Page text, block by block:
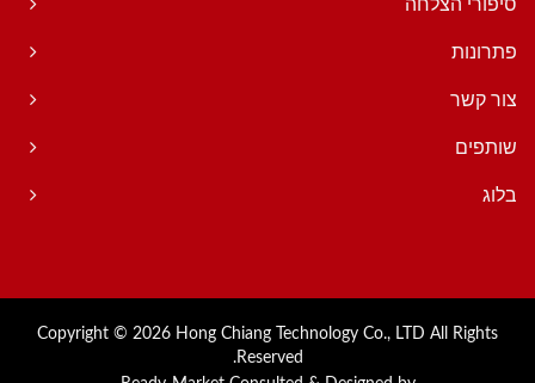
סיפורי הצלחה
פתרונות
צור קשר
שותפים
בלוג
Copyright © 2026 Hong Chiang Technology Co., LTD All Rights
Reserved.